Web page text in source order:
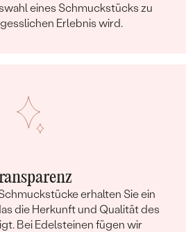
eines Schmuckstücks zu
Erlebnis wird.
erhalten Sie ein
die Herkunft und Qualität des
Bei Edelsteinen fügen wir